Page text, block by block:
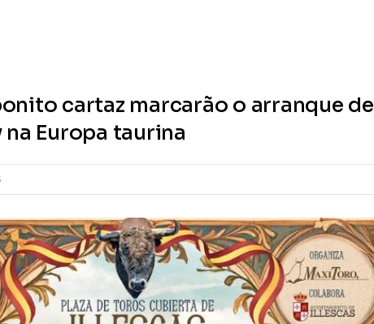
cartaz marcarão o arranque de
na Europa taurina